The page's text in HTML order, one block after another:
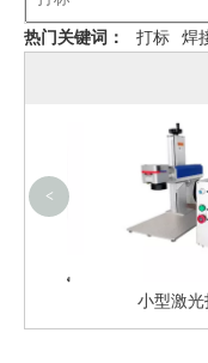
热门关键词： 打标 焊
小型激光打
<